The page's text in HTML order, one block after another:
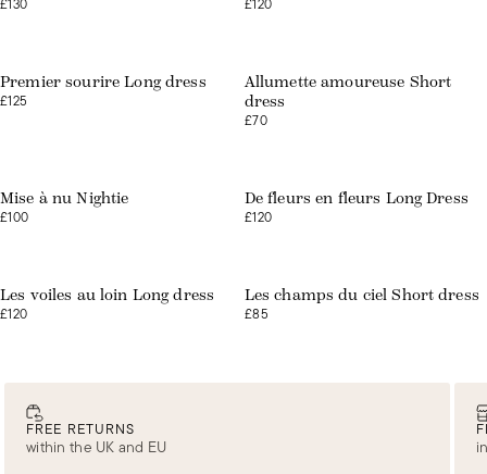
£130 £120
Premier sourire Long dress
£125
Allumette amoureuse Short
dress
£70
Mise à nu Nightie
£100
De fleurs en fleurs Long Dress
£120
Les voiles au loin Long dress
£120
Les champs du ciel Short dress
£85
FREE RETURNS
within the UK and EU